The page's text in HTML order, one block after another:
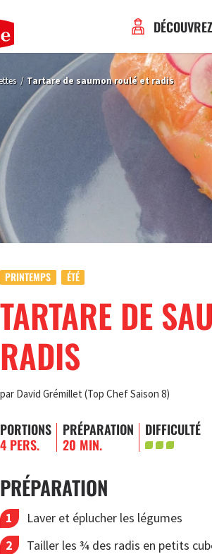
/ Tartare de saumon roulé et radis
PRINTEMPS ÉTÉ
TARTARE DE
RADIS
par David Grémillet (Top Chef Saison 8)
PORTIONS
4 PERS.
PRÉPARATION
20 MIN.
DIFFICULTÉ
PRÉPARATION
Laver et éplucher les légumes
Tailler les ¾ des radis en petits